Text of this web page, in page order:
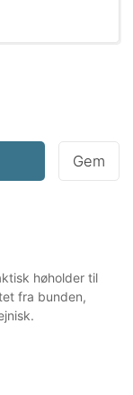
Gem
høholder til
fra bunden,